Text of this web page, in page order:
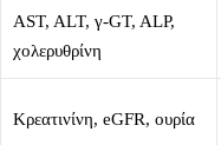
AST, ALT, γ-GT, ALP,
χολερυθρίνη
Κρεατινίνη, eGFR, ουρία